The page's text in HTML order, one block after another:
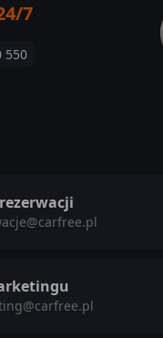
7
550